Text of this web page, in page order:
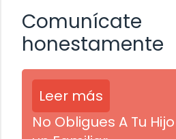
Comunícate
honestamente
Leer más
No Obligues A Tu